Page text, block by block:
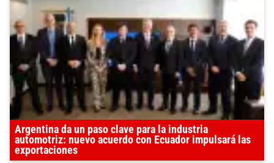
Argentina da un paso clave para la industria
automotriz: nuevo acuerdo con Ecuador impulsará las
exportaciones